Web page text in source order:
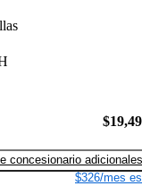
concesionario adicionales
$326/mes